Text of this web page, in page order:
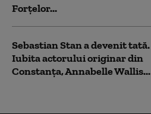
Forțelor...
Sebastian Stan a devenit tată.
Iubita actorului originar din
Constanța, Annabelle Wallis...